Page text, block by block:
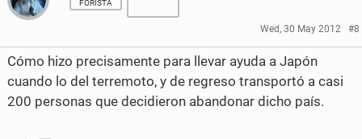
r
e
o
n
r
e
o
n
FORISTA
Wed, 30 May 2012 #8
Cómo hizo precisamente para llevar ayuda a Japón
cuando lo del terremoto, y de regreso transportó a casi
200 personas que decidieron abandonar dicho país.